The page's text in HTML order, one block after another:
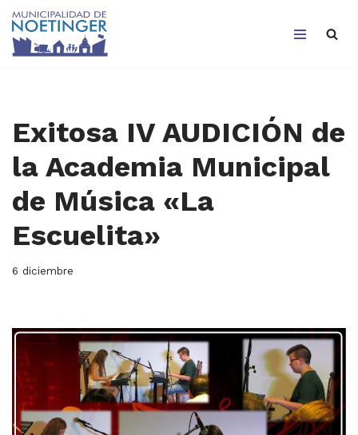
Saltar
Exitosa IV AUDICIÓN de
la Academia Municipal
de Música «La
Escuelita»
6 diciembre